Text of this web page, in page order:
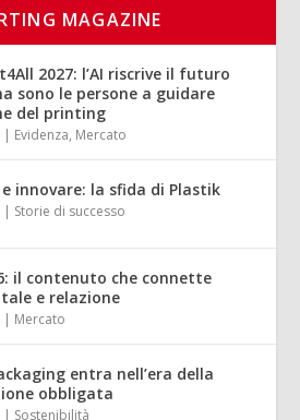
MAGAZINE
2027: l’AI riscrive il futuro
sono le persone a guidare
del printing
| Evidenza, Mercato
e innovare: la sfida di Plastik
| Storie di successo
il contenuto che connette
e relazione
| Mercato
entra nell’era della
obbligata
| Sostenibilità